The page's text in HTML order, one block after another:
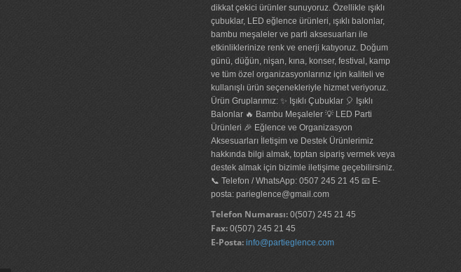
dikkat çekici ürünler sunuyoruz. Özellikle ışıklı
çubuklar, LED eğlence ürünleri, ışıklı balonlar,
bambu meşaleler ve parti aksesuarları ile
etkinliklerinize renk ve enerji katıyoruz. Doğum
günü, düğün, nişan, kına, konser, festival, kamp
ve tüm özel organizasyonlarınız için kaliteli ve
kullanışlı ürün seçenekleriyle hizmet veriyoruz.
Ürün Gruplarımız: ✨ Işıklı Çubuklar 🎈 Işıklı
Balonlar 🔥 Bambu Meşaleler 💡 LED Parti
Ürünleri 🎉 Eğlence ve Organizasyon
Aksesuarları İletişim ve Destek Ürünlerimiz
hakkında bilgi almak, toptan sipariş vermek veya
destek almak için bizimle iletişime geçebilirsiniz.
📞 Telefon / WhatsApp: 0507 245 21 45 📧 E-
posta: parieglence@gmail.com
Telefon Numarası: 0(507) 245 21 45
Fax: 0(507) 245 21 45
E-Posta: info@partieglence.com